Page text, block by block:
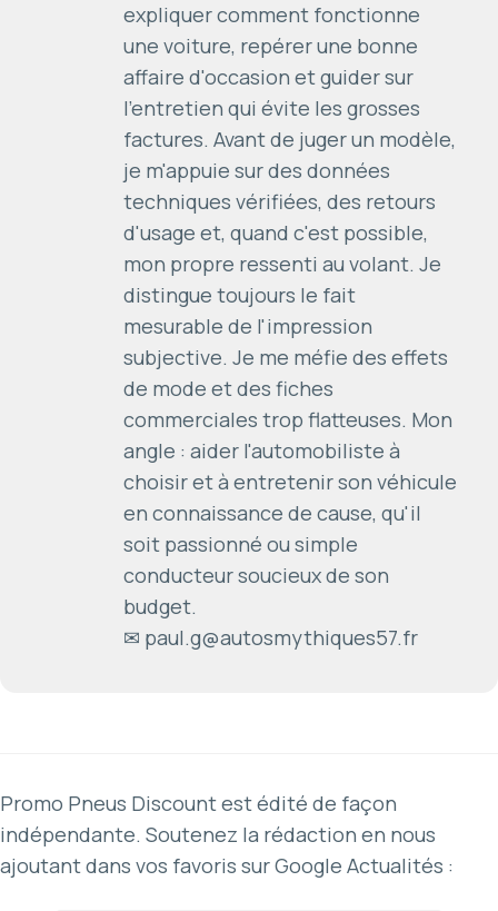
expliquer comment fonctionne
une voiture, repérer une bonne
affaire d'occasion et guider sur
l'entretien qui évite les grosses
factures. Avant de juger un modèle,
je m'appuie sur des données
techniques vérifiées, des retours
d'usage et, quand c'est possible,
mon propre ressenti au volant. Je
distingue toujours le fait
mesurable de l'impression
subjective. Je me méfie des effets
de mode et des fiches
commerciales trop flatteuses. Mon
angle : aider l'automobiliste à
choisir et à entretenir son véhicule
en connaissance de cause, qu'il
soit passionné ou simple
conducteur soucieux de son
budget.
✉ paul.g@autosmythiques57.fr
Promo Pneus Discount est édité de façon
indépendante. Soutenez la rédaction en nous
ajoutant dans vos favoris sur Google Actualités :